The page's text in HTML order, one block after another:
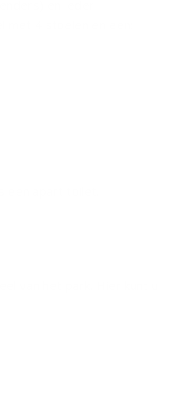
en ieder
4 stoelen en een:
apart toilet.
van het park. Hier kunt u